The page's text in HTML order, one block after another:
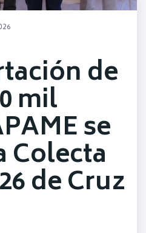
de
mil
se
Colecta
de Cruz